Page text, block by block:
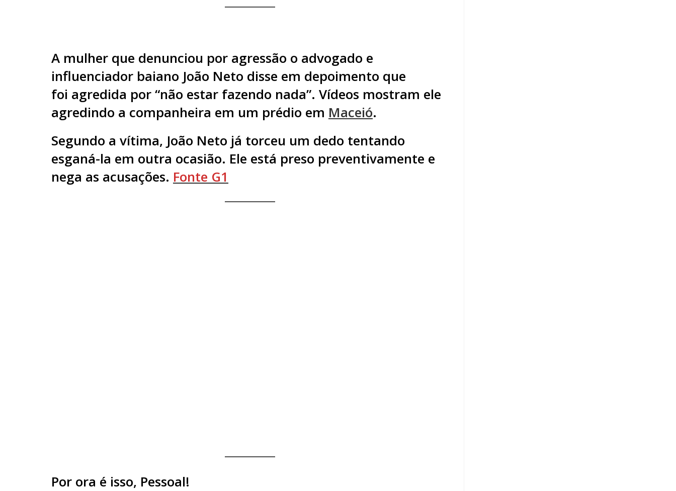
A mulher que denunciou por agressão o advogado e
influenciador baiano João Neto disse em depoimento que
foi agredida por “não estar fazendo nada”. Vídeos mostram ele
agredindo a companheira em um prédio em Maceió.
Segundo a vítima, João Neto já torceu um dedo tentando
esganá-la em outra ocasião. Ele está preso preventivamente e
nega as acusações. Fonte G1
Por ora é isso, Pessoal!